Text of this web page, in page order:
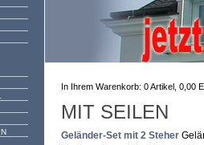
In Ihrem Warenkorb: 0Artikel, 0,00
MIT SEILEN
Geländer-Set mit 2 Steher